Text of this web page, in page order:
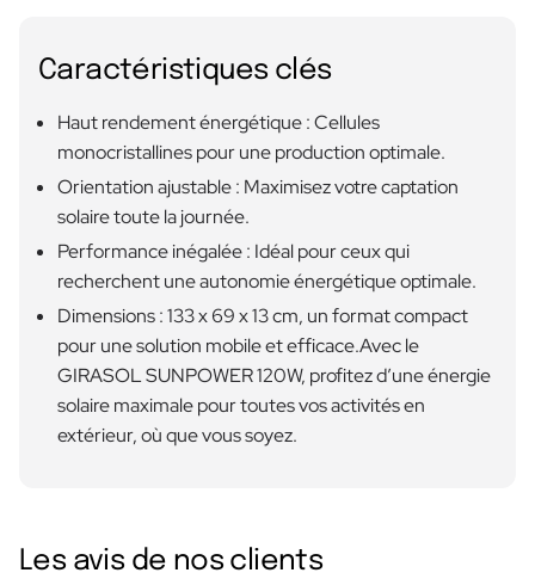
Caractéristiques clés
Haut rendement énergétique : Cellules
monocristallines pour une production optimale.
Orientation ajustable : Maximisez votre captation
solaire toute la journée.
Performance inégalée : Idéal pour ceux qui
recherchent une autonomie énergétique optimale.
Dimensions : 133 x 69 x 13 cm, un format compact
pour une solution mobile et efficace.Avec le
GIRASOL SUNPOWER 120W, profitez d’une énergie
solaire maximale pour toutes vos activités en
extérieur, où que vous soyez.
Les avis de nos clients